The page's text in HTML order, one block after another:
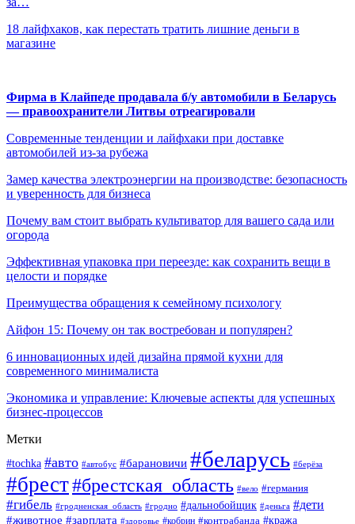
18 лайфхаков, как перестать тратить лишние деньги в
магазине
Фирма в Клайпеде продавала б/у автомобили в Беларусь
— правоохранители Литвы отреагировали
Современные тенденции и лайфхаки при доставке
автомобилей из-за рубежа
Замер качества электроэнергии на производстве: безопасность
и уверенность для бизнеса
Почему вам стоит выбрать культиватор для вашего сада или
огорода
Эффективная упаковка при переезде: как сохранить вещи в
целости и порядке
Преимущества обращения к семейному психологу
Айфон 15: Почему он так востребован и популярен?
6 инновационных идей дизайна прямой кухни для
современного минималиста
Экономика и управление: Ключевые аспекты для успешных
бизнес-процессов
Метки
#tochka #авто #автобус #барановичи #беларусь #берёза
#брест#брестская_область #вело #германия
#гибель #гродненская_область #гродно #дальнобойщик #деньга #дети
#животное #зарплата #здоровье #кобрин #контрабанда #кража